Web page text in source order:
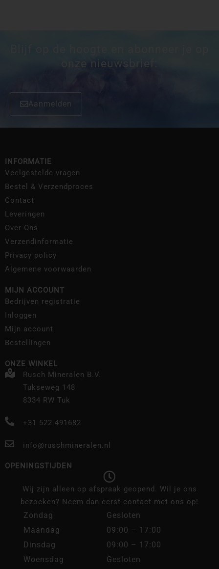
onze nieuwsbrief:
Aanmelden
INFORMATIE
Veelgestelde vragen
Bestel & Verzendproces
Contact
Leveringen
Over Ons
Verzendinformatie
Privacy policy
Algemene voorwaarden
MIJN ACCOUNT
Bedrijven registratie
Inloggen
Mijn account
Bestellingen
ONZE WINKEL
Rusch Mineralen B.V.
Tukseweg 148
8334 RW Tuk
+31 522 491682
info@ruschmineralen.nl
OPENINGSTIJDEN
Wij zijn alleen op afspraak geopend. Wil je ons
bezoeken? Neem dan eerst contact met ons op!
Zondag
Gesloten
Maandag
09:00 – 17:00
Dinsdag
09:00 – 17:00
Woensdag
Gesloten